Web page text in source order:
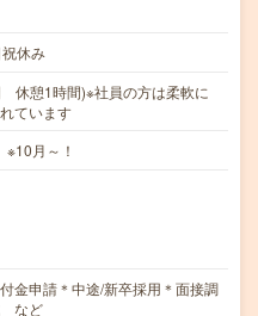
休み
休憩1時間)※社員の方は柔軟に
ています
月～！
金申請＊中途/新卒採用＊面接調
など